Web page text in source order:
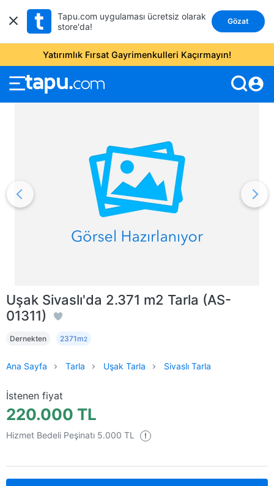
Tapu.com uygulaması ücretsiz olarak
store'da!
Gözat
Yatırımlık Fırsat Gayrimenkulleri Kaçırmayın!
account_circle
Uşak Sivaslı'da 2.371 m2 Tarla (AS-
01311)
Dernekten 2371m2
Ana Sayfa Tarla Uşak Tarla Sivaslı Tarla
İstenen fiyat
220.000 TL
Hizmet Bedeli Peşinatı 5.000 TL !